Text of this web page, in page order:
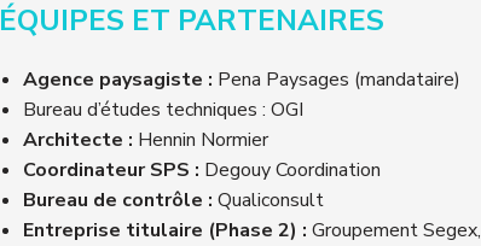
ÉQUIPES ET PARTENAIRES
Agence paysagiste : Pena Paysages (mandataire)
Bureau d’études techniques : OGI
Architecte : Hennin Normier
Coordinateur SPS : Degouy Coordination
Bureau de contrôle : Qualiconsult
Entreprise titulaire (Phase 2) : Groupement Segex,